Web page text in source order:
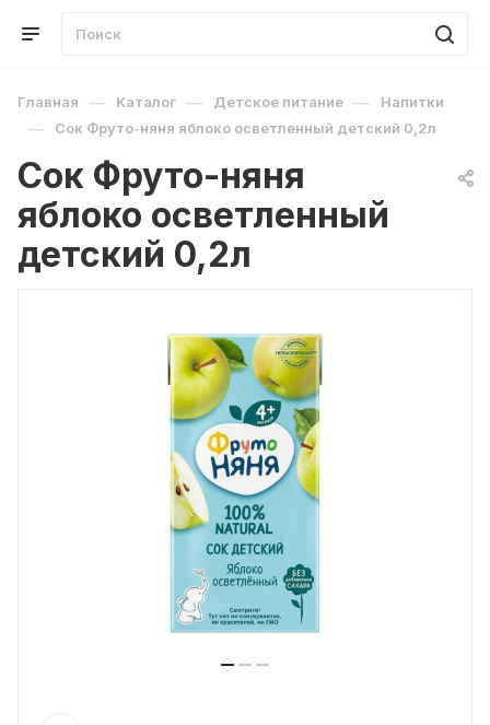
Главная — Каталог — Детское питание — Напитки
— Сок Фруто-няня яблоко осветленный детский 0,2л
Сок Фруто-няня
яблоко осветленный
детский 0,2л